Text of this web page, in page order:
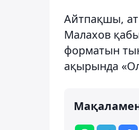
Айтпақшы,
Малахов
форматын
ақырында
Мақаламен